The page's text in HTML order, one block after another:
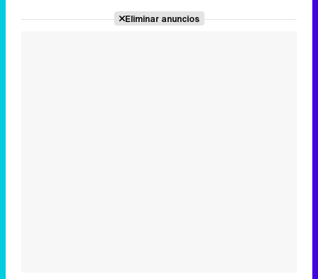
Eliminar anuncios